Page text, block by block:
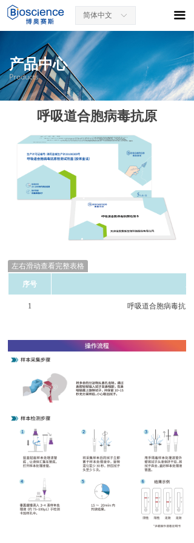
끀
ꀅ
简体中文
左右滑动查看完整表格
序号
1 呼吸道合胞病毒抗
呼吸道合胞病毒抗原
产品中心
Products